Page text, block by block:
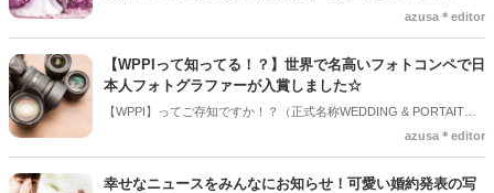
た”壁”「フラワーウォール」♡あの芸能人や人気カフェでも取り入れ
azusa＊editor
【WPPIって知ってる！？】世界で名高いフォトコンペで日
本人フォトグラファーが入賞しました☆
【WPPI】ってご存知ですか！？（正式名称WEDDING & PORTAIT
PHOTOGRAPHERS INTERNATIONAL）この度レスターさんは、プレ
て“GOLD”金賞を受賞されました☆おめでとうございます！
azusa＊editor
幸せなニュースをみんなにお知らせ！可愛い婚約発表の写